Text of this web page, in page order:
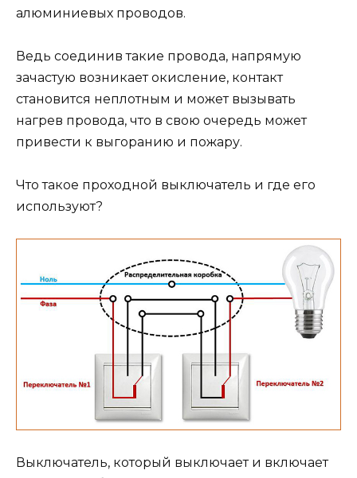
алюминиевых проводов.
Ведь соединив такие провода, напрямую
зачастую возникает окисление, контакт
становится неплотным и может вызывать
нагрев провода, что в свою очередь может
привести к выгоранию и пожару.
Что такое проходной выключатель и где его
используют?
Выключатель, который выключает и включает